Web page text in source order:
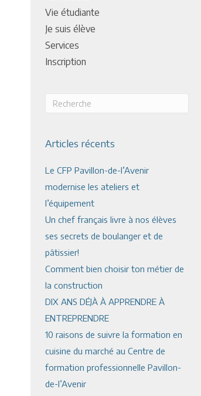
Vie étudiante
Je suis élève
Services
Inscription
Articles récents
Le CFP Pavillon-de-l’Avenir
modernise les ateliers et
l’équipement
Un chef français livre à nos élèves
ses secrets de boulanger et de
pâtissier!
Comment bien choisir ton métier de
la construction
DIX ANS DÉJÀ À APPRENDRE À
ENTREPRENDRE
10 raisons de suivre la formation en
cuisine du marché au Centre de
formation professionnelle Pavillon-
de-l’Avenir